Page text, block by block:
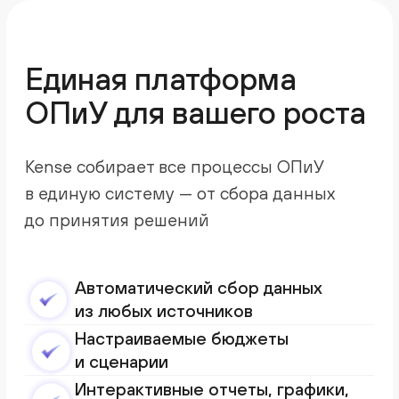
Как вы начнете
работать с Kense
Финансовая аналитика бизнеса